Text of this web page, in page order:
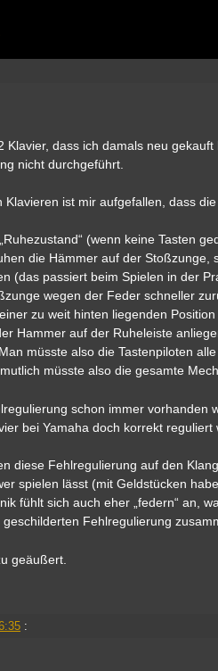
dass ich damals neu
nicht durchgeführt.
ist mir aufgefallen, dass
(wenn keine Tasten
die Hämmer auf der Stoßzunge,
(das passiert beim Spielen in der
wegen der Feder schneller
zu weit hinten liegenden
Hammer auf der Ruheleiste
müsste also die Tastenpiloten
müsste also die gesamte
schon immer vorhanden
bei Yamaha doch korrekt reguliert
diese Fehlregulierung auf den
spielen lässt (mit Geldstücken
fühlt sich auch eher „federn“ an,
Fehlregulierung
geäußert.
: